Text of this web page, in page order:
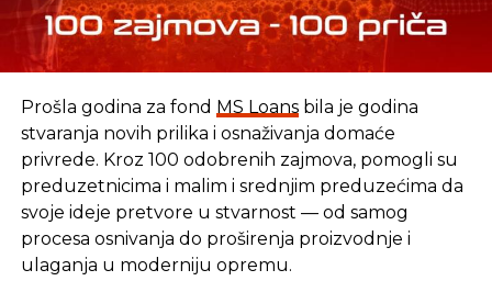
Prošla godina za fond MS Loansbila je godina
stvaranja novih prilika i osnaživanja domaće
privrede. Kroz 100 odobrenih zajmova, pomogli su
preduzetnicima i malim i srednjim preduzećima da
svoje ideje pretvore u stvarnost — od samog
procesa osnivanja do proširenja proizvodnje i
ulaganja u moderniju opremu.